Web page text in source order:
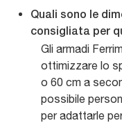
Quali sono le
consigliata per
Gli armadi
ottimizzare lo
o 60 cm a
possibile
per adattarle